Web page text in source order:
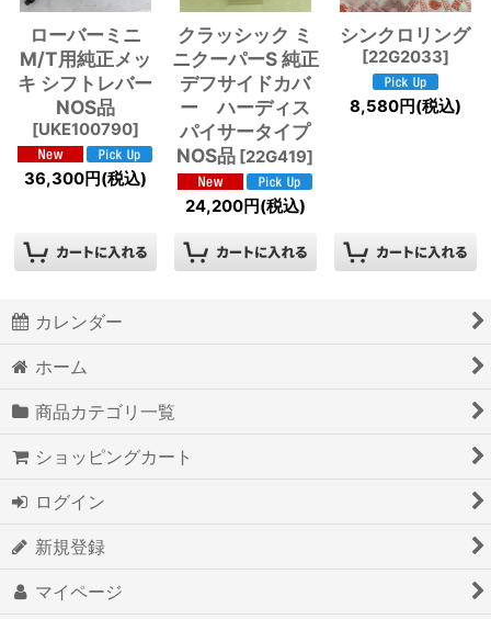
絞り込む
ローバーミニ
M/T用純正メッ
キ シフトレバー
NOS品
[UKE100790]
36,300円(税込)
クラッシック ミ
ニクーパーS 純正
デフサイドカバ
ー ハーディス
パイサータイプ
NOS品 [22G419]
24,200円(税込)
シンクロリング
[22G2033]
8,580円(税込)
カレンダー
ホーム
商品カテゴリ一覧
ショッピングカート
ログイン
新規登録
マイページ